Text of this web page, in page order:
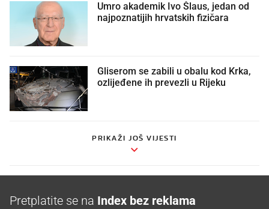
Umro akademik Ivo Šlaus, jedan od
najpoznatijih hrvatskih fizičara
Gliserom se zabili u obalu kod Krka,
ozlijeđene ih prevezli u Rijeku
PRIKAŽI JOŠ VIJESTI
Pretplatite se na Index bez reklama